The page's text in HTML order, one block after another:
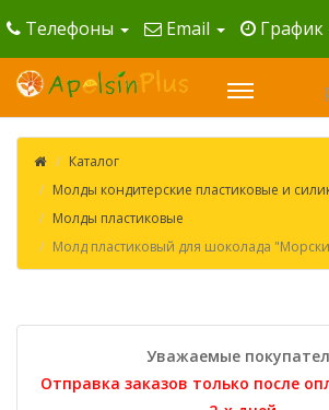
Телефоны Email График
Каталог
Молды кондитерские пластиковые и
Молды пластиковые
Молд пластиковый для шоколада
Уважаемые
Отправка заказов только после